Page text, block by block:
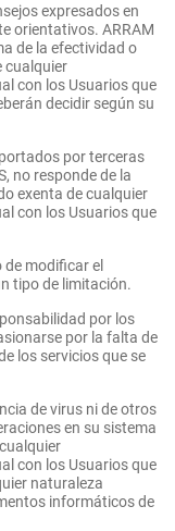
expresados en
orientativos. ARRAM
de la efectividad o
cualquier
con los Usuarios que
decidir según su
por terceras
no responde de la
exenta de cualquier
con los Usuarios que
de modificar el
tipo de limitación.
por los
por la falta de
los servicios que se
de virus ni de otros
en su sistema
con los Usuarios que
naturaleza
informáticos de